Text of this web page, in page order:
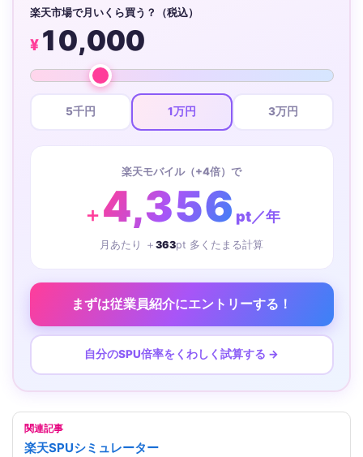
楽天市場で月いくら買う？（税込）
¥10,000
5千円 1万円 3万円
楽天モバイル（+4倍）で
＋ 4,356 pt／年
月あたり ＋ 363pt 多くたまる計算
まずは従業員紹介にエントリーする！
自分のSPU倍率をくわしく試算する →
関連記事
楽天SPUシミュレーター